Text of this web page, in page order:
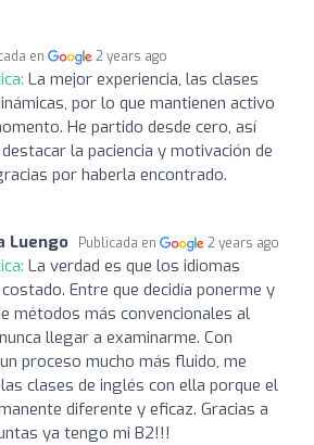
en 2 years ago
La mejor experiencia, las clases
por lo que mantienen activo
He partido desde cero, así
la paciencia y motivación de
por haberla encontrado.
Luengo Publicada en 2 years ago
La verdad es que los idiomas
Entre que decidía ponerme y
métodos más convencionales al
llegar a examinarme. Con
proceso mucho más fluido, me
clases de inglés con ella porque el
diferente y eficaz. Gracias a
ya tengo mi B2!!!